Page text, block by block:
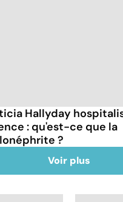
Hallyday
: qu'est-ce que la
?
Voir plus